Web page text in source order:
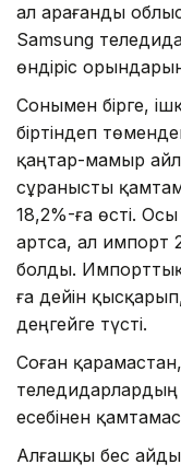
ал Қарағанды
Samsung
өндіріс
Сонымен бірге,
біртіндеп
қаңтар-мамыр
сұранысты
18,2%-ға өсті. Осы
артса, ал импорт
болды. Импорттық
ға дейін
деңгейге түсті.
Соған
теледидарлардың
есебінен
Алғашқы бес